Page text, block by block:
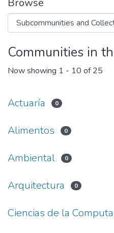
Browse
Communities in
Now showing 1 - 10 of 25
Actuaría 0
Alimentos 0
Ambiental 0
Arquitectura 0
Ciencias de la